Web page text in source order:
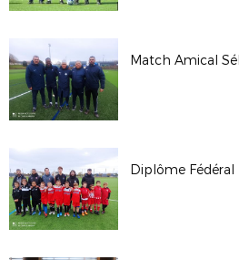
Match Amical